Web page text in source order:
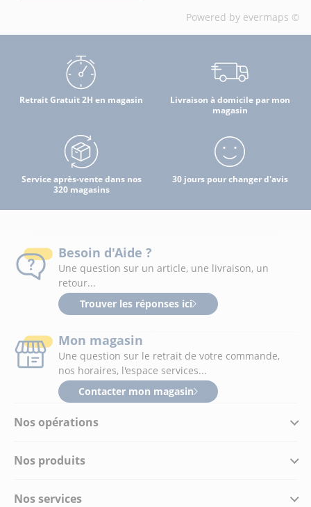
Powered by evermaps ©
Retrait Gratuit 2H en magasin
Livraison à domicile par mon
magasin
Service après-vente dans nos
320 magasins
30 jours pour changer d'avis
Nos opérations
Nos produits
Nos services
Besoin d'Aide ?
Une question sur un article, une livraison, un
retour...
Trouver les réponses ici
Mon magasin
Une question sur le retrait de votre commande,
nos horaires, l'espace services...
Contacter mon magasin